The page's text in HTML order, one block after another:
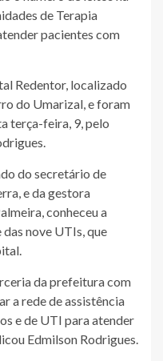
de Terapia
pacientes com
Redentor, localizado
do Umarizal, e foram
terça-feira, 9, pelo
do secretário de
e da gestora
conheceu a
nove UTIs, que
da prefeitura com
a rede de assistência
e de UTI para atender
Edmilson Rodrigues.